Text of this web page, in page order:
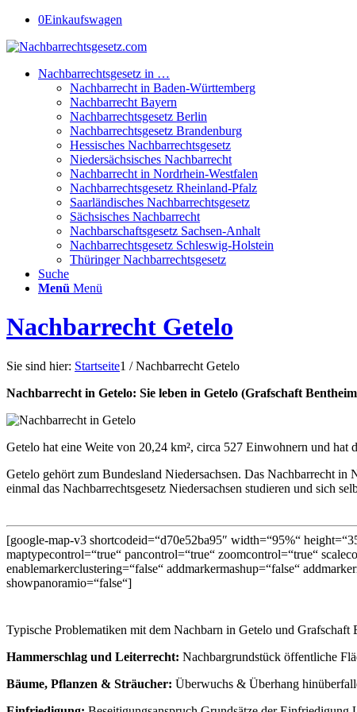
0Einkaufswagen
Nachbarrechtsgesetz in …
Nachbarrecht in Baden-Württemberg
Nachbarrecht Bayern
Nachbarrechtsgesetz Berlin
Nachbarrechtsgesetz Brandenburg
Hessisches Nachbarrechtsgesetz
Niedersächsisches Nachbarrecht
Nachbarrecht in Nordrhein-Westfalen
Nachbarrechtsgesetz Rheinland-Pfalz
Saarländisches Nachbarrechtsgesetz
Sächsisches Nachbarrecht
Nachbarschaftsgesetz Sachsen-Anhalt
Nachbarrechtsgesetz Schleswig-Holstein
Thüringer Nachbarrechtsgesetz
Suche
Menü Menü
Nachbarrecht Getelo
Sie sind hier: Startseite1 / Nachbarrecht Getelo
Nachbarrecht in Getelo: Sie leben in Getelo (Grafschaft
Getelo hat eine Weite von 20,24 km², circa 527 Einwohnern und hat
Getelo gehört zum Bundesland Niedersachsen. Das Nachbarrecht in
einmal das Nachbarrechtsgesetz Niedersachsen studieren und sich
[google-map-v3 shortcodeid=“d70e52ba95″ width=“95%“
maptypecontrol=“true“ pancontrol=“true“ zoomcontrol=“true“
enablemarkerclustering=“false“ addmarkermashup=“false“
showpanoramio=“false“]
Typische Problematiken mit dem Nachbarn in Getelo und Grafschaft
Hammerschlag und Leiterrecht: Nachbargrundstück öffentliche
Bäume, Pflanzen & Sträucher: Überwuchs & Überhang